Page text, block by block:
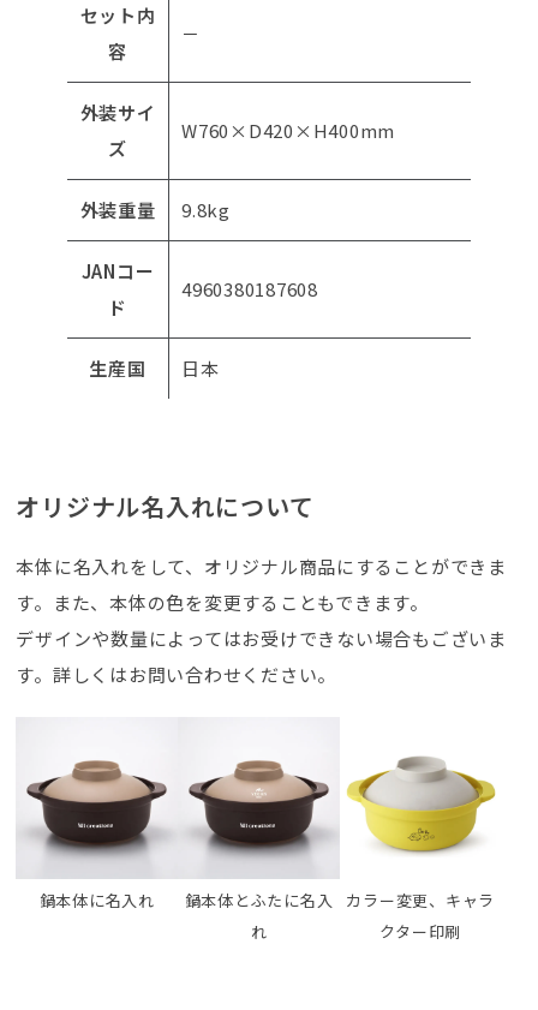
セット内
容
－
外装サイ
ズ
W760×D420×H400mm
外装重量 9.8kg
JANコー
ド
4960380187608
生産国 日本
オリジナル名入れについて
本体に名入れをして、オリジナル商品にすることができま
す。また、本体の色を変更することもできます。
デザインや数量によってはお受けできない場合もございま
す。詳しくはお問い合わせください。
鍋本体に名入れ
鍋本体とふたに名入
れ
カラー変更、キャラ
クター印刷